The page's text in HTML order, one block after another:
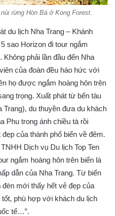
rừng Hòn Bà ở Kong Forest.
du lịch Nha Trang – Khánh
sao Horizon đi tour ngắm
Không phải lần đầu đến Nha
của đoàn đều háo hức với
họ được ngắm hoàng hôn trên
trọng. Xuất phát từ bến tàu
du thuyền đưa du khách
Phu trong ánh chiều tà rồi
của thành phố biển về đêm.
Dịch vụ Du lịch Top Ten
ngắm hoàng hôn trên biển là
dẫn của Nha Trang. Từ biển
đèn mới thấy hết vẻ đẹp của
phù hợp với khách du lịch
tế…”.